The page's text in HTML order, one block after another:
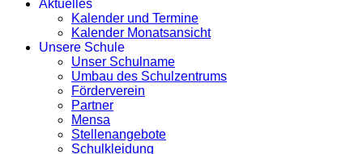
Aktuelles
Kalender und Termine
Kalender Monatsansicht
Unsere Schule
Unser Schulname
Umbau des Schulzentrums
Förderverein
Partner
Mensa
Stellenangebote
Schulkleidung